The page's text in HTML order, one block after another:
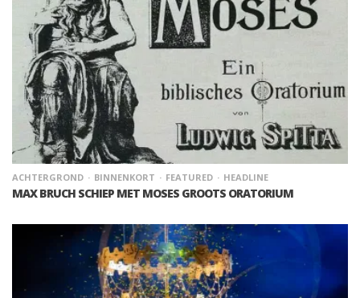
ACHTERGROND BINNENKORT FEATURED HEADLINE
MAX BRUCH SCHIEP MET MOSES GROOTS ORATORIUM